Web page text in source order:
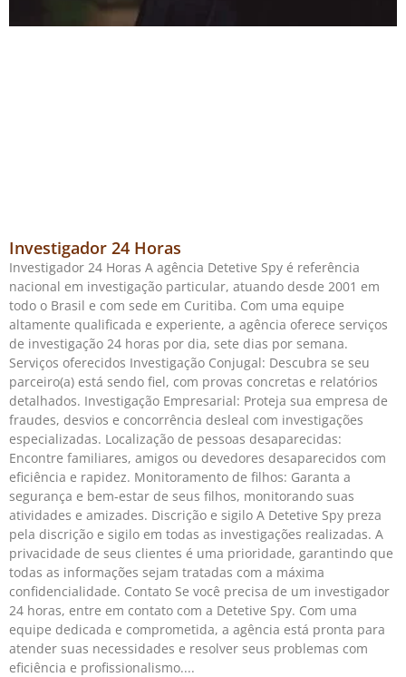
Investigador 24 Horas
Investigador 24 Horas A agência Detetive Spy é referência
nacional em investigação particular, atuando desde 2001 em
todo o Brasil e com sede em Curitiba. Com uma equipe
altamente qualificada e experiente, a agência oferece serviços
de investigação 24 horas por dia, sete dias por semana.
Serviços oferecidos Investigação Conjugal: Descubra se seu
parceiro(a) está sendo fiel, com provas concretas e relatórios
detalhados. Investigação Empresarial: Proteja sua empresa de
fraudes, desvios e concorrência desleal com investigações
especializadas. Localização de pessoas desaparecidas:
Encontre familiares, amigos ou devedores desaparecidos com
eficiência e rapidez. Monitoramento de filhos: Garanta a
segurança e bem-estar de seus filhos, monitorando suas
atividades e amizades. Discrição e sigilo A Detetive Spy preza
pela discrição e sigilo em todas as investigações realizadas. A
privacidade de seus clientes é uma prioridade, garantindo que
todas as informações sejam tratadas com a máxima
confidencialidade. Contato Se você precisa de um investigador
24 horas, entre em contato com a Detetive Spy. Com uma
equipe dedicada e comprometida, a agência está pronta para
atender suas necessidades e resolver seus problemas com
eficiência e profissionalismo.